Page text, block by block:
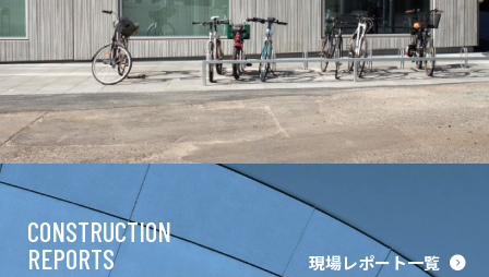
CONSTRUCTION
REPORTS
現場レポート一覧